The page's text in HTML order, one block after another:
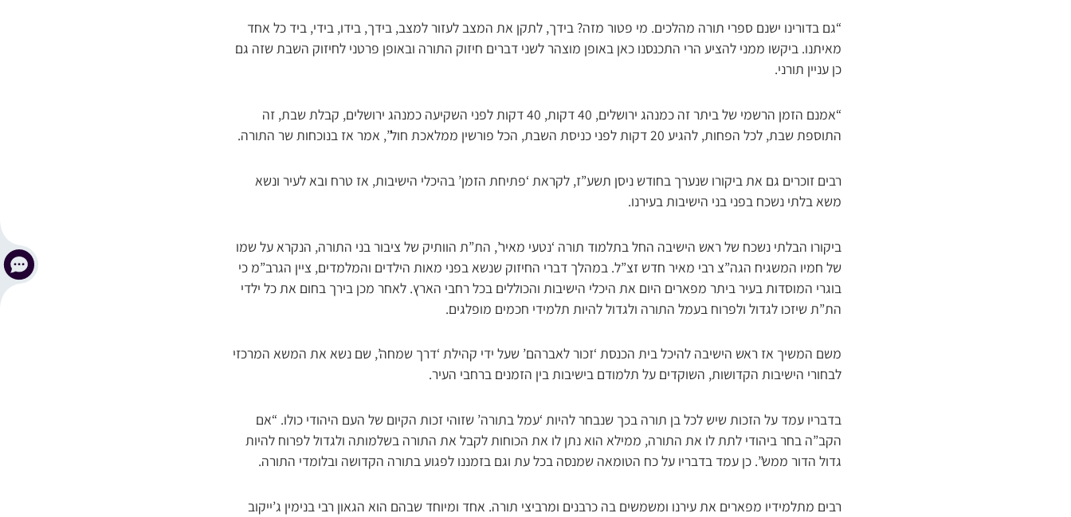
“גם בדורינו ישנם ספרי תורה מהלכים. מי פטור מזה? בידך, לתקן את המצב לעזור למצב, בידך, בידו, בידי, ביד כל אחד
מאיתנו. ביקשו ממני להציע הרי התכנסנו כאן באופן מוצהר לשני דברים חיזוק התורה ובאופן פרטני לחיזוק השבת שזה גם
כן עניין תורני.
“אמנם הזמן הרשמי של ביתר זה כמנהג ירושלים, 40 דקות, 40 דקות לפני השקיעה כמנהג ירושלים, קבלת שבת, זה
התוספת שבת, לכל הפחות, להגיע 20 דקות לפני כניסת השבת, הכל פורשין ממלאכת חול”, אמר אז בנוכחות שר התורה.
רבים זוכרים גם את ביקורו שנערך בחודש ניסן תשע”ז, לקראת ‘פתיחת הזמן’ בהיכלי הישיבות, אז טרח ובא לעיר ונשא
משא בלתי נשכח בפני בני הישיבות בעירנו.
ביקורו הבלתי נשכח של ראש הישיבה החל בתלמוד תורה ‘נטעי מאיר’, הת”ת הוותיק של ציבור בני התורה, הנקרא על שמו
של חמיו המשגיח הגה”צ רבי מאיר חדש זצ”ל. במהלך דברי החיזוק שנשא בפני מאות הילדים והמלמדים, ציין הגרב”מ כי
בוגרי המוסדות בעיר ביתר מפארים היום את היכלי הישיבות והכוללים בכל רחבי הארץ. לאחר מכן בירך בחום את כל ילדי
הת”ת שיזכו לגדול ולפרוח בעמל התורה ולגדול להיות תלמידי חכמים מופלגים.
משם המשיך אז ראש הישיבה להיכל בית הכנסת ‘זכור לאברהם’ שעל ידי קהילת ‘דרך שמחה’, שם נשא את המשא המרכזי
לבחורי הישיבות הקדושות, השוקדים על תלמודם בישיבות בין הזמנים ברחבי העיר.
בדבריו עמד על הזכות שיש לכל בן תורה בכך שנבחר להיות ‘עמל בתורה’ שזוהי זכות הקיום של העם היהודי כולו. “אם
הקב”ה בחר ביהודי לתת לו את התורה, ממילא הוא נתן לו את הכוחות לקבל את התורה בשלמותה ולגדול לפרוח להיות
גדול הדור ממש”. כן עמד בדבריו על כח הטומאה שמנסה בכל עת וגם בזמננו לפגוע בתורה הקדושה ובלומדי התורה.
רבים מתלמידיו מפארים את עירנו ומשמשים בה כרבנים ומרביצי תורה. אחד ומיוחד שבהם הוא הגאון רבי בנימין ג’ייקוב